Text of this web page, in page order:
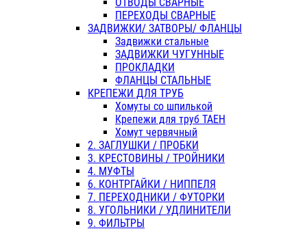
ПЕРЕХОДЫ СВАРНЫЕ
ЗАДВИЖКИ/ ЗАТВОРЫ/ ФЛАНЦЫ
Задвижки стальные
ЗАДВИЖКИ ЧУГУННЫЕ
ПРОКЛАДКИ
ФЛАНЦЫ СТАЛЬНЫЕ
КРЕПЕЖИ ДЛЯ ТРУБ
Хомуты со шпилькой
Крепежи для труб ТАЕН
Хомут червячный
2. ЗАГЛУШКИ / ПРОБКИ
3. КРЕСТОВИНЫ / ТРОЙНИКИ
4. МУФТЫ
6. КОНТРГАЙКИ / НИППЕЛЯ
7. ПЕРЕХОДНИКИ / ФУТОРКИ
8. УГОЛЬНИКИ / УДЛИНИТЕЛИ
9. ФИЛЬТРЫ